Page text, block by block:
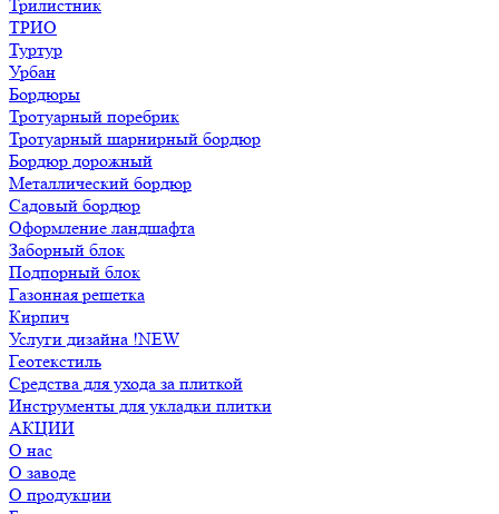
Трилистник
ТРИО
Туртур
Урбан
Бордюры
Тротуарный поребрик
Тротуарный шарнирный бордюр
Бордюр дорожный
Металлический бордюр
Садовый бордюр
Оформление ландшафта
Заборный блок
Подпорный блок
Газонная решетка
Кирпич
Услуги дизайна !NEW
Геотекстиль
Средства для ухода за плиткой
Инструменты для укладки плитки
АКЦИИ
О нас
О заводе
О продукции